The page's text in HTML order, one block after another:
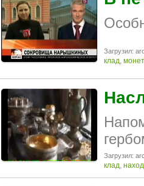
Загрузил:
клад,
Загрузил:
клад,